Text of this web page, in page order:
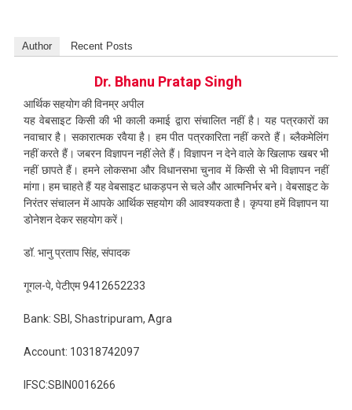
Author Recent Posts
Dr. Bhanu Pratap Singh
आर्थिक सहयोग की विनम्र अपील
यह वेबसाइट किसी की भी काली कमाई द्वारा संचालित नहीं है। यह पत्रकारों का
नवाचार है। सकारात्मक रवैया है। हम पीत पत्रकारिता नहीं करते हैं। ब्लैकमेलिंग
नहीं करते हैं। जबरन विज्ञापन नहीं लेते हैं। विज्ञापन न देने वाले के खिलाफ खबर भी
नहीं छापते हैं। हमने लोकसभा और विधानसभा चुनाव में किसी से भी विज्ञापन नहीं
मांगा। हम चाहते हैं यह वेबसाइट धाकड़पन से चले और आत्मनिर्भर बने। वेबसाइट के
निरंतर संचालन में आपके आर्थिक सहयोग की आवश्यकता है। कृपया हमें विज्ञापन या
डोनेशन देकर सहयोग करें।
डॉ. भानु प्रताप सिंह, संपादक
गूगल-पे, पेटीएम 9412652233
Bank: SBI, Shastripuram, Agra
Account: 10318742097
IFSC:SBIN0016266